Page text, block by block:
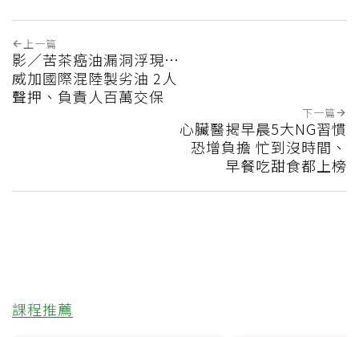
上一篇
影／苦茶癌油漏洞浮現…
威加國際混陸製劣油 2人
聲押、負責人百萬交保
下一篇
心臟醫揭早晨5大NG習慣
恐增負擔 忙到沒時間、
早餐吃甜食都上榜
課程推薦